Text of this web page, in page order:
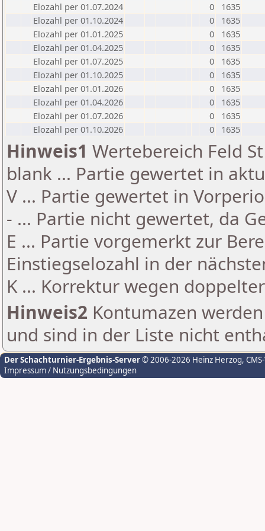
Elozahl per 01.07.2024
0
1635
Elozahl per 01.10.2024
0
1635
Elozahl per 01.01.2025
0
1635
Elozahl per 01.04.2025
0
1635
Elozahl per 01.07.2025
0
1635
Elozahl per 01.10.2025
0
1635
Elozahl per 01.01.2026
0
1635
Elozahl per 01.04.2026
0
1635
Elozahl per 01.07.2026
0
1635
Elozahl per 01.10.2026
0 1635
Hinweis1 Wertebereich Feld
blank ... Partie gewertet in
V ... Partie gewertet in
- ... Partie nicht gewertet, da
E ... Partie vorgemerkt zur
Einstiegselozahl in der
K ... Korrektur wegen
Hinweis2 Kontumazen
und sind in der Liste nicht
Der Schachturnier-Ergebnis-Server© 2006-2026 Heinz Herzog,
Impressum / Nutzungsbedingungen